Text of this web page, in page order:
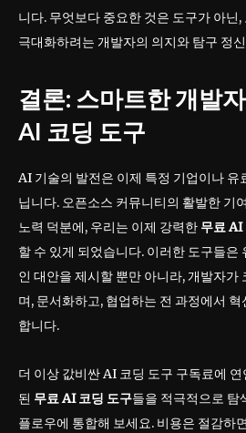
니다. 무엇보다 중요한 것은 도구가 아닌
극대화하려는 개발자의 의지와 탐구 정
결론: 스마트한 개발
AI 코딩 도구
AI 기술의 발전은 이제 특정 기업이나 유
닙니다. 오픈소스 커뮤니티의 활발한 기
노력 덕분에, 우리는 이제 강력한 무료 AI
할 수 있게 되었습니다. 이러한 도구들은
인 대안을 제시할 뿐만 아니라, 개발자가
며, 문서화하고, 협업하는 전 과정에서
합니다.
더 이상 값비싼 AI 코딩 도구 구독료에
된 무료 AI 코딩 도구들을 적극적으로 탐
플로우에 통합해 보세요. 비용은 절감하